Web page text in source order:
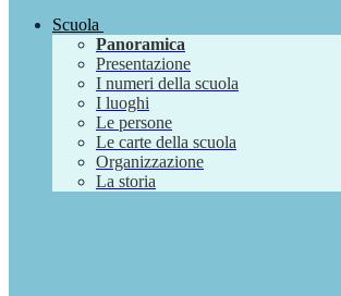
Scuola
Panoramica
Presentazione
I numeri della scuola
I luoghi
Le persone
Le carte della scuola
Organizzazione
La storia